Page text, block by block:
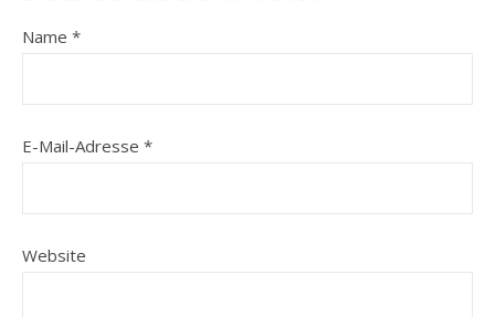
Name *
E-Mail-Adresse *
Website